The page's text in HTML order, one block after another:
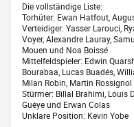
Die vollständige Liste:
Torhüter: Ewan Hatfout,
Verteidiger: Yasser Larouci,
Voyer, Alexandre Lauray,
Mouen und Noa Boissé
Mittelfeldspieler: Edwin
Bourabaa, Lucas Buadés,
Milan Robin, Martin
Stürmer: Billal Brahimi, Louis
Guèye und Erwan Colas
Unklare Position: Kevin Yobe